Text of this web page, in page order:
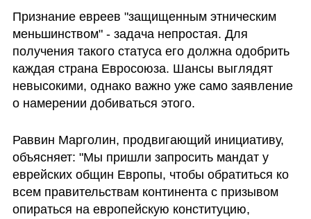
Признание евреев "защищенным этническим
меньшинством" - задача непростая. Для
получения такого статуса его должна одобрить
каждая страна Евросоюза. Шансы выглядят
невысокими, однако важно уже само заявление
о намерении добиваться этого.
Раввин Марголин, продвигающий инициативу,
объясняет: "Мы пришли запросить мандат у
еврейских общин Европы, чтобы обратиться ко
всем правительствам континента с призывом
опираться на европейскую конституцию,